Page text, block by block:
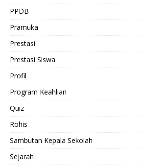
PPDB
Pramuka
Prestasi
Prestasi Siswa
Profil
Program Keahlian
Quiz
Rohis
Sambutan Kepala Sekolah
Sejarah